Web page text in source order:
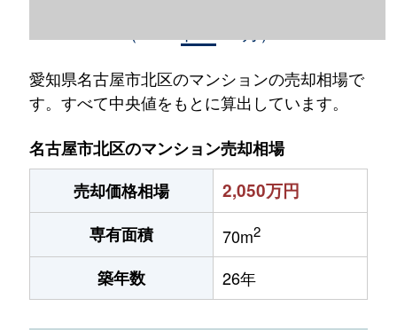
愛知県名古屋市北区のマンションの売却相場で
す。すべて中央値をもとに算出しています。
名古屋市北区のマンション売却相場
売却価格相場
2,050万円
専有面積 70m2
築年数 26年